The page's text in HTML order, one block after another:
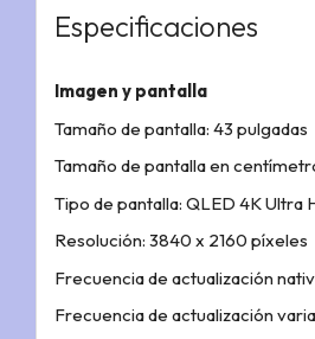
Especificaciones
Imagen y pantalla
Tamaño de pantalla: 43 pulgadas
Tamaño de pantalla en
Tipo de pantalla: QLED 4K Ultra
Resolución: 3840 x 2160 píxeles
Frecuencia de actualización
Frecuencia de actualización